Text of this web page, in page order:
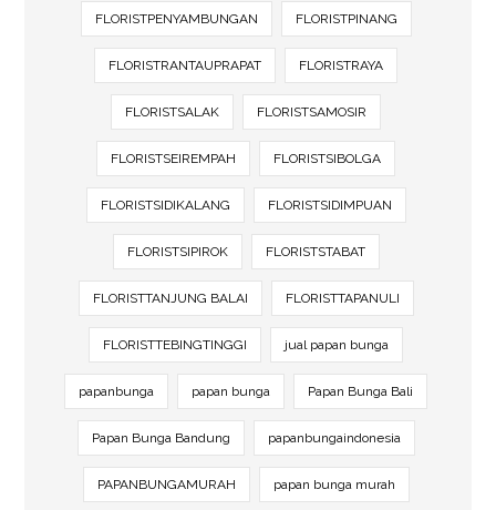
FLORISTPENYAMBUNGAN FLORISTPINANG
FLORISTRANTAUPRAPAT FLORISTRAYA
FLORISTSALAK FLORISTSAMOSIR
FLORISTSEIREMPAH FLORISTSIBOLGA
FLORISTSIDIKALANG FLORISTSIDIMPUAN
FLORISTSIPIROK FLORISTSTABAT
FLORISTTANJUNG BALAI FLORISTTAPANULI
FLORISTTEBINGTINGGI jual papan bunga
papanbunga papan bunga Papan Bunga Bali
Papan Bunga Bandung papanbungaindonesia
PAPANBUNGAMURAH papan bunga murah